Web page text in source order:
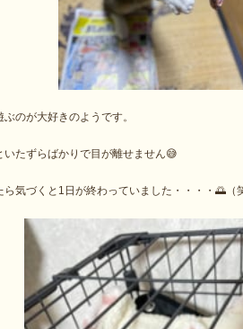
のが大好きのようです。
いたずらばかりで目が離せません😅
ら気づくと1日が終わっていました・・・・🌅（